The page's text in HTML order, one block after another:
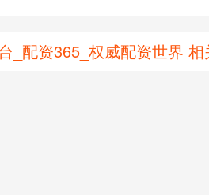
_配资365_权威配资世界